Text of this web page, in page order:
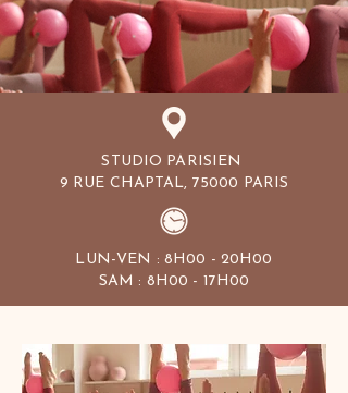
STUDIO PARISIEN
9 RUE CHAPTAL, 75000 PARIS
LUN-VEN : 8H00 - 20H00
SAM : 8H00 - 17H00